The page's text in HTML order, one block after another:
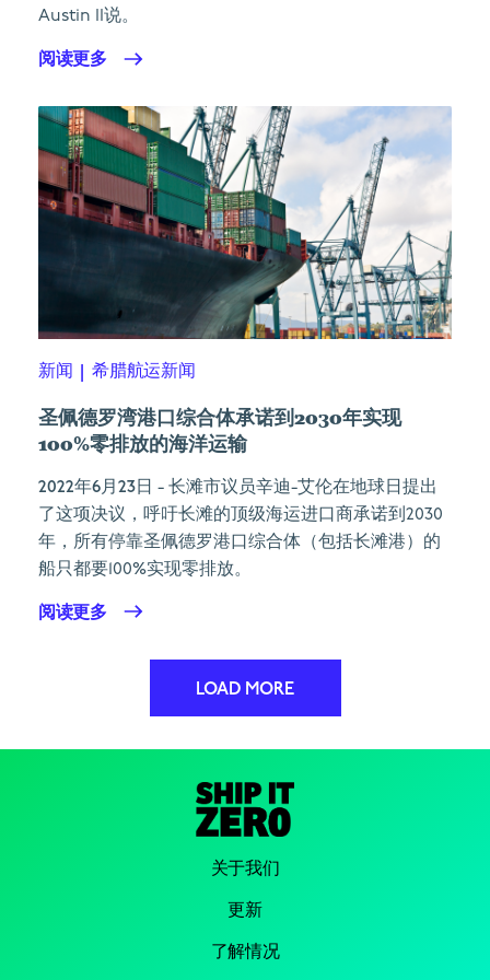
Austin II说。
阅读更多
新闻 | 希腊航运新闻
圣佩德罗湾港口综合体承诺到2030年实现
100%零排放的海洋运输
2022年6月23日 - 长滩市议员辛迪-艾伦在地球日提出
了这项决议，呼吁长滩的顶级海运进口商承诺到2030
年，所有停靠圣佩德罗港口综合体（包括长滩港）的
船只都要100%实现零排放。
阅读更多
LOAD MORE
关于我们
更新
了解情况